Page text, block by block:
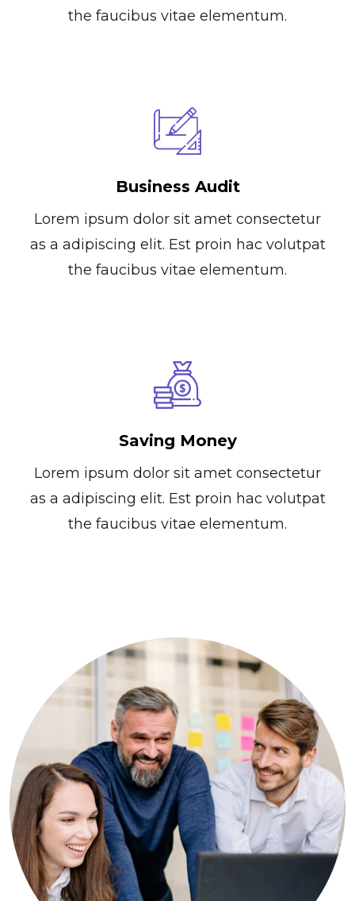
the faucibus vitae elementum.
Business Audit
Lorem ipsum dolor sit amet consectetur
as a adipiscing elit. Est proin hac volutpat
the faucibus vitae elementum.
Saving Money
Lorem ipsum dolor sit amet consectetur
as a adipiscing elit. Est proin hac volutpat
the faucibus vitae elementum.